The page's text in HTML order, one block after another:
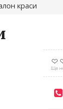
краси
Ще